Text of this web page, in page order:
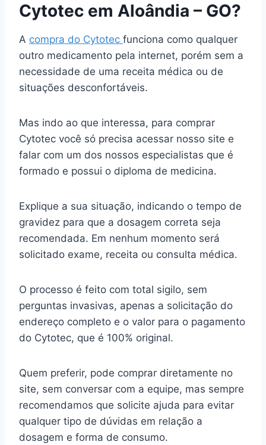
Cytotec em Aloândia – GO?
A compra do Cytotec funciona como qualquer
outro medicamento pela internet, porém sem a
necessidade de uma receita médica ou de
situações desconfortáveis.
Mas indo ao que interessa, para comprar
Cytotec você só precisa acessar nosso site e
falar com um dos nossos especialistas que é
formado e possui o diploma de medicina.
Explique a sua situação, indicando o tempo de
gravidez para que a dosagem correta seja
recomendada. Em nenhum momento será
solicitado exame, receita ou consulta médica.
O processo é feito com total sigilo, sem
perguntas invasivas, apenas a solicitação do
endereço completo e o valor para o pagamento
do Cytotec, que é 100% original.
Quem preferir, pode comprar diretamente no
site, sem conversar com a equipe, mas sempre
recomendamos que solicite ajuda para evitar
qualquer tipo de dúvidas em relação a
dosagem e forma de consumo.